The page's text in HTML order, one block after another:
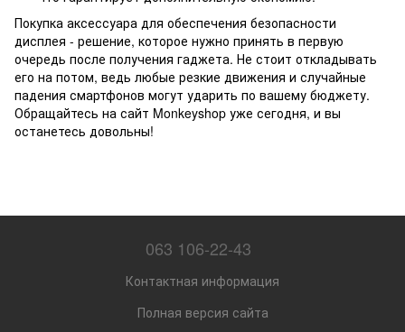
Покупка аксессуара для обеспечения безопасности
дисплея - решение, которое нужно принять в первую
очередь после получения гаджета. Не стоит откладывать
его на потом, ведь любые резкие движения и случайные
падения смартфонов могут ударить по вашему бюджету.
Обращайтесь на сайт Monkeyshop уже сегодня, и вы
останетесь довольны!
063 106-22-43
Контактная информация
Полная версия сайта